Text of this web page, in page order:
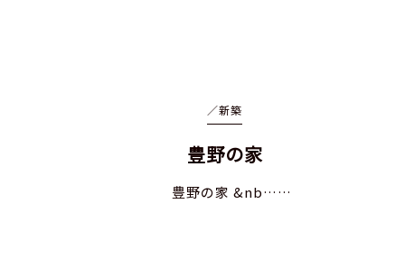
／新築
豊野の家
豊野の家 &nb……